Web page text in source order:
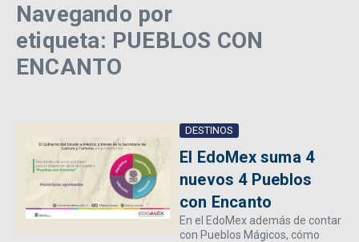
Navegando por
etiqueta: PUEBLOS CON
ENCANTO
DESTINOS
El EdoMex suma 4
nuevos 4 Pueblos
con Encanto
En el EdoMex además de contar
con Pueblos Mágicos, cómo